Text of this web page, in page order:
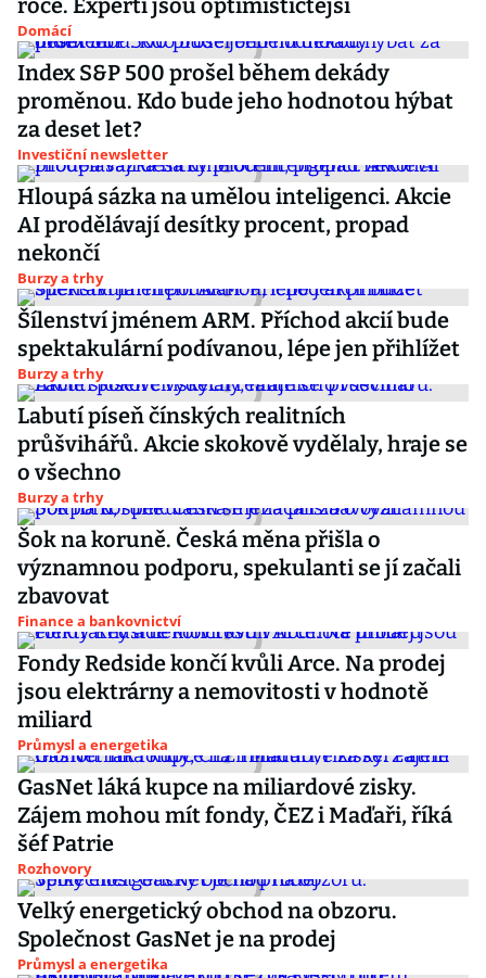
roce. Experti jsou optimističtější
Domácí
Index S&P 500 prošel během dekády
proměnou. Kdo bude jeho hodnotou hýbat
za deset let?
Investiční newsletter
Hloupá sázka na umělou inteligenci. Akcie
AI prodělávají desítky procent, propad
nekončí
Burzy a trhy
Šílenství jménem ARM. Příchod akcií bude
spektakulární podívanou, lépe jen přihlížet
Burzy a trhy
Labutí píseň čínských realitních
průšvihářů. Akcie skokově vydělaly, hraje se
o všechno
Burzy a trhy
Šok na koruně. Česká měna přišla o
významnou podporu, spekulanti se jí začali
zbavovat
Finance a bankovnictví
Fondy Redside končí kvůli Arce. Na prodej
jsou elektrárny a nemovitosti v hodnotě
miliard
Průmysl a energetika
GasNet láká kupce na miliardové zisky.
Zájem mohou mít fondy, ČEZ i Maďaři, říká
šéf Patrie
Rozhovory
Velký energetický obchod na obzoru.
Společnost GasNet je na prodej
Průmysl a energetika